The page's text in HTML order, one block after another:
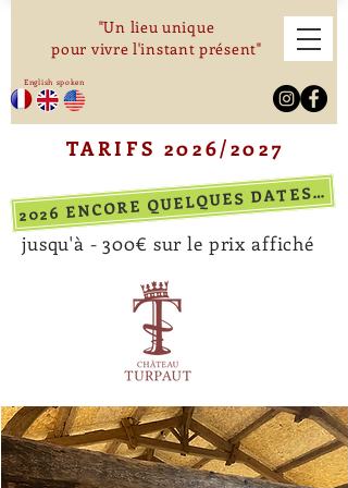
"Un lieu unique
pour vivre l'instant présent"
English spoken
TARIFS 2026/2027
2026 ENCORE QUELQUES DATES DISPONIBLES
jusqu'à - 300€ sur le prix affiché